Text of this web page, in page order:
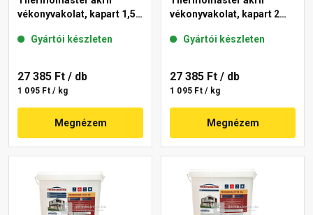
vékonyvakolat, kapart 1,5
Gyártói készleten
27 385 Ft / db
1 095 Ft / kg
Megnézem
vékonyvakolat, kapart 2
Gyártói készleten
27 385 Ft / db
1 095 Ft / kg
Megnézem